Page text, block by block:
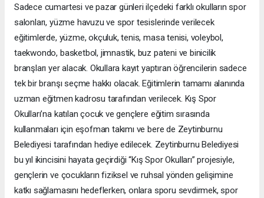
Sadece cumartesi ve pazar günleri ilçedeki farklı okulların spor
salonları, yüzme havuzu ve spor tesislerinde verilecek
eğitimlerde, yüzme, okçuluk, tenis, masa tenisi, voleybol,
taekwondo, basketbol, jimnastik, buz pateni ve binicilik
branşları yer alacak. Okullara kayıt yaptıran öğrencilerin sadece
tek bir branşı seçme hakkı olacak. Eğitimlerin tamamı alanında
uzman eğitmen kadrosu tarafından verilecek. Kış Spor
Okulları’na katılan çocuk ve gençlere eğitim sırasında
kullanmaları için eşofman takımı ve bere de Zeytinburnu
Belediyesi tarafından hediye edilecek. Zeytinburnu Belediyesi
bu yıl ikincisini hayata geçirdiği “Kış Spor Okulları” projesiyle,
gençlerin ve çocukların fiziksel ve ruhsal yönden gelişimine
katkı sağlamasını hedeflerken, onlara sporu sevdirmek, spor